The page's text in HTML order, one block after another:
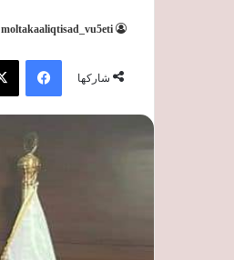
moltakaaliqtisad_vu5eti
شاركها
فيسبوك